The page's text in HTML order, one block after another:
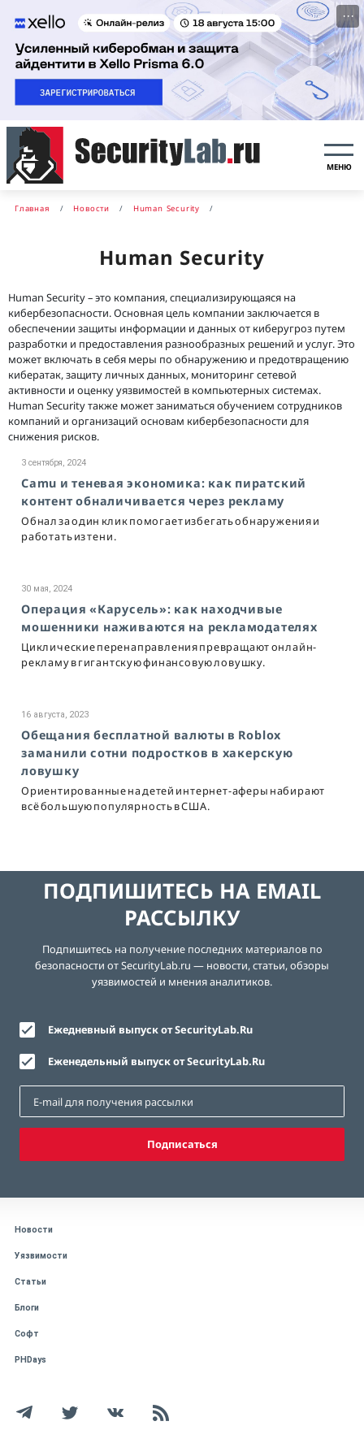
···
МЕНЮ
Главная Новости Human Security
Human Security
Human Security – это компания, специализирующаяся на
кибербезопасности. Основная цель компании заключается в
обеспечении защиты информации и данных от киберугроз путем
разработки и предоставления разнообразных решений и услуг. Это
может включать в себя меры по обнаружению и предотвращению
кибератак, защиту личных данных, мониторинг сетевой
активности и оценку уязвимостей в компьютерных системах.
Human Security также может заниматься обучением сотрудников
компаний и организаций основам кибербезопасности для
снижения рисков.
3 сентября, 2024
Camu и теневая экономика: как пиратский
контент обналичивается через рекламу
Обнал за один клик помогает избегать обнаружения и
работать из тени.
30 мая, 2024
Операция «Карусель»: как находчивые
мошенники наживаются на рекламодателях
Циклические перенаправления превращают онлайн-
рекламу в гигантскую финансовую ловушку.
16 августа, 2023
Обещания бесплатной валюты в Roblox
заманили сотни подростков в хакерскую
ловушку
Ориентированные на детей интернет-аферы набирают
всё большую популярность в США.
ПОДПИШИТЕСЬ НА EMAIL
РАССЫЛКУ
Подпишитесь на получение последних материалов по
безопасности от SecurityLab.ru — новости, статьи, обзоры
уязвимостей и мнения аналитиков.
Ежедневный выпуск от SecurityLab.Ru
Еженедельный выпуск от SecurityLab.Ru
Подписаться
Новости
Уязвимости
Статьи
Блоги
Софт
PHDays